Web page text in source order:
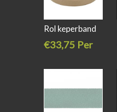
Rol keperband
€33,75 Per